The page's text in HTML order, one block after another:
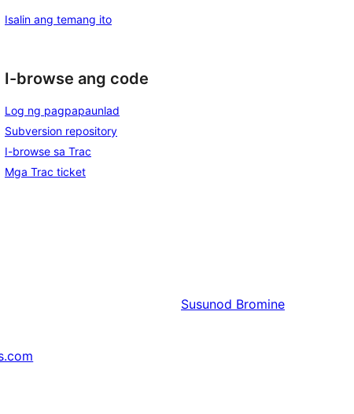
Isalin ang temang ito
I-browse ang code
Log ng pagpapaunlad
Subversion repository
I-browse sa Trac
Mga Trac ticket
Susunod Bromine